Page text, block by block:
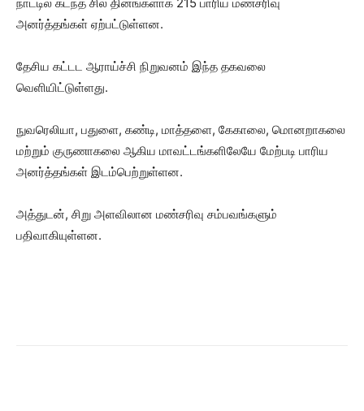
அனர்த்தங்கள் ஏற்பட்டுள்ளன.
தேசிய கட்டட ஆராய்ச்சி நிறுவனம் இந்த தகவலை
வெளியிட்டுள்ளது.
நுவரெலியா, பதுளை, கண்டி, மாத்தளை, கேகாலை, மொனறாகலை
மற்றும் குருணாகலை ஆகிய மாவட்டங்களிலேயே மேற்படி பாரிய
அனர்த்தங்கள் இடம்பெற்றுள்ளன.
அத்துடன், சிறு அளவிலான மண்சரிவு சம்பவங்களும்
பதிவாகியுள்ளன.